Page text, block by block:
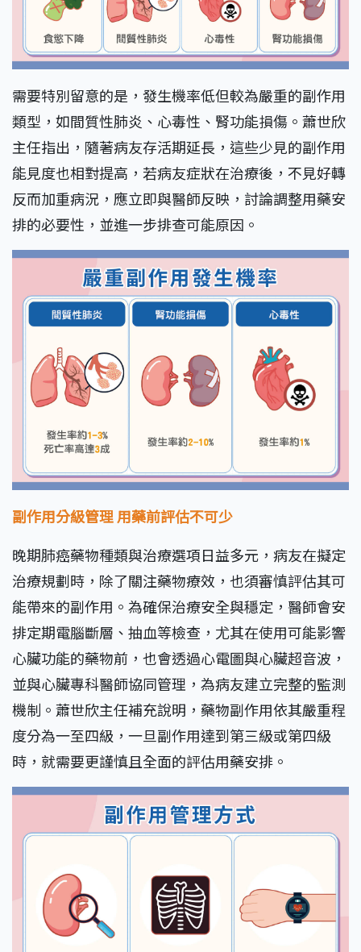
需要特別留意的是，發生機率低但較為嚴重的副作用
類型，如間質性肺炎、心毒性、腎功能損傷。蕭世欣
主任指出，隨著病友存活期延長，這些少見的副作用
能見度也相對提高，若病友症狀在治療後，不見好轉
反而加重病況，應立即與醫師反映，討論調整用藥安
排的必要性，並進一步排查可能原因。
副作用分級管理用藥前評估不可少
晚期肺癌藥物種類與治療選項日益多元，病友在擬定
治療規劃時，除了關注藥物療效，也須審慎評估其可
能帶來的副作用。為確保治療安全與穩定，醫師會安
排定期電腦斷層、抽血等檢查，尤其在使用可能影響
心臟功能的藥物前，也會透過心電圖與心臟超音波，
並與心臟專科醫師協同管理，為病友建立完整的監測
機制。蕭世欣主任補充說明，藥物副作用依其嚴重程
度分為一至四級，一旦副作用達到第三級或第四級
時，就需要更謹慎且全面的評估用藥安排。